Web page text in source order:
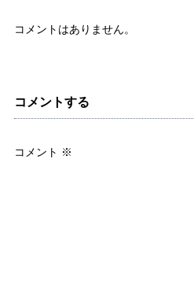
コメントはありません。
コメントする
コメント ※